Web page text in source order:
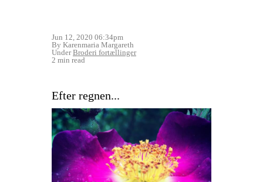
Jun 12, 2020 06:34pm
By Karenmaria Margareth
UnderBroderi fortællinger
2 min read
Efter regnen...